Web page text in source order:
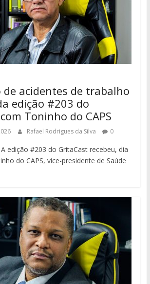
de acidentes de trabalho
edição #203 do
Toninho do CAPS
Rafael Rodrigues da Silva 0
edição #203 do GritaCast recebeu, dia
do CAPS, vice-presidente de Saúde